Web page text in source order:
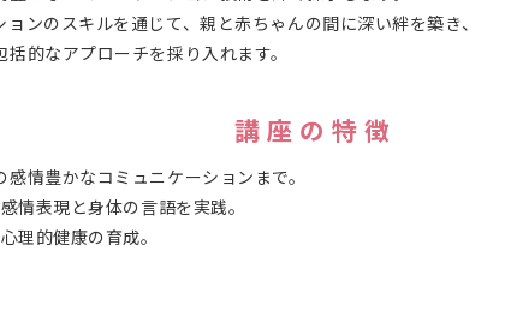
ンのスキルを通じて、親と赤ちゃんの間に深い絆を築き、
的なアプローチを採り入れます。
講 座 の 特 徴
情豊かなコミュニケーションまで。
情表現と身体の言語を実践。
理的健康の育成。